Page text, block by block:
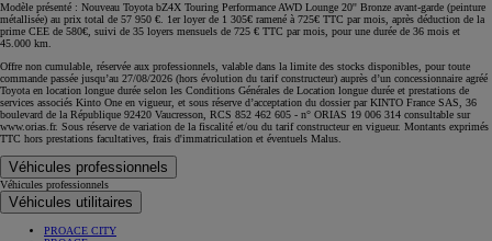
Modèle présenté : Nouveau Toyota bZ4X Touring Performance AWD Lounge 20'' Bronze avant-garde (peinture
métallisée) au prix total de 57 950 €. 1er loyer de 1 305€ ramené à 725€ TTC par mois, après déduction de la
prime CEE de 580€, suivi de 35 loyers mensuels de 725 € TTC par mois, pour une durée de 36 mois et
45.000 km.
Offre non cumulable, réservée aux professionnels, valable dans la limite des stocks disponibles, pour toute
commande passée jusqu’au 27/08/2026 (hors évolution du tarif constructeur) auprès d’un concessionnaire agréé
Toyota en location longue durée selon les Conditions Générales de Location longue durée et prestations de
services associés Kinto One en vigueur, et sous réserve d’acceptation du dossier par KINTO France SAS, 36
boulevard de la République 92420 Vaucresson, RCS 852 462 605 - n° ORIAS 19 006 314 consultable sur
www.orias.fr. Sous réserve de variation de la fiscalité et/ou du tarif constructeur en vigueur. Montants exprimés
TTC hors prestations facultatives, frais d'immatriculation et éventuels Malus.
Véhicules professionnels
Véhicules professionnels
Véhicules utilitaires
PROACE CITY